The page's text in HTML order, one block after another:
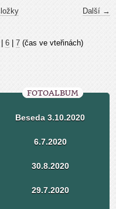
Další →
6 7 (čas ve vteřinách)
FOTOALBUM
Beseda 3.10.2020
6.7.2020
30.8.2020
29.7.2020